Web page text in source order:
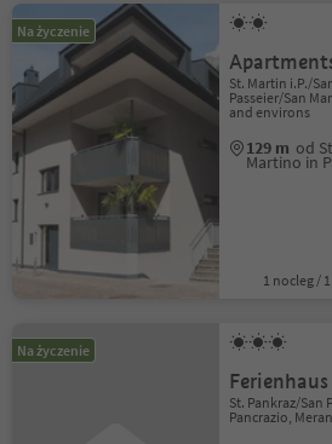
Na życzenie
St. Martin i.P./
Passeier/San
and environs
129 m od
Martino in
1 nocleg /
Na życzenie
St. Pankraz/San
Pancrazio,